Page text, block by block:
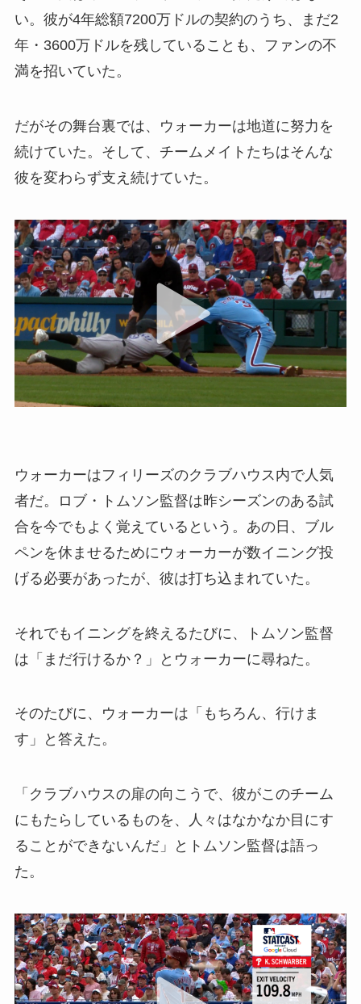
い。彼が4年総額7200万ドルの契約のうち、まだ2
年・3600万ドルを残していることも、ファンの不
満を招いていた。
だがその舞台裏では、ウォーカーは地道に努力を
続けていた。そして、チームメイトたちはそんな
彼を変わらず支え続けていた。
ウォーカーはフィリーズのクラブハウス内で人気
者だ。ロブ・トムソン監督は昨シーズンのある試
合を今でもよく覚えているという。あの日、ブル
ペンを休ませるためにウォーカーが数イニング投
げる必要があったが、彼は打ち込まれていた。
それでもイニングを終えるたびに、トムソン監督
は「まだ行けるか？」とウォーカーに尋ねた。
そのたびに、ウォーカーは「もちろん、行けま
す」と答えた。
「クラブハウスの扉の向こうで、彼がこのチーム
にもたらしているものを、人々はなかなか目にす
ることができないんだ」とトムソン監督は語っ
た。